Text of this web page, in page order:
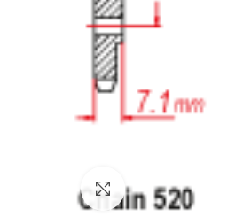
Click to enlarge